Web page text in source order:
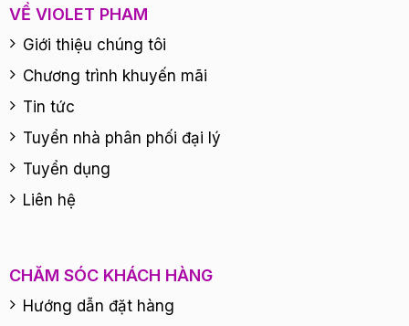
VỀ VIOLET PHAM
Giới thiệu chúng tôi
Chương trình khuyến mãi
Tin tức
Tuyển nhà phân phối đại lý
Tuyển dụng
Liên hệ
CHĂM SÓC KHÁCH HÀNG
Hướng dẫn đặt hàng